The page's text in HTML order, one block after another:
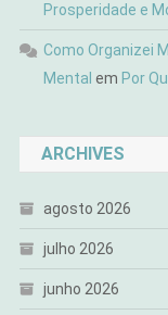
Prosperidade e
Como Organizei
Mental em Por
ARCHIVES
agosto 2026
julho 2026
junho 2026